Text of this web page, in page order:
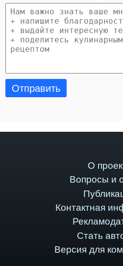
Отправить
О
Вопросы и
Контактная
Стать
Версия для